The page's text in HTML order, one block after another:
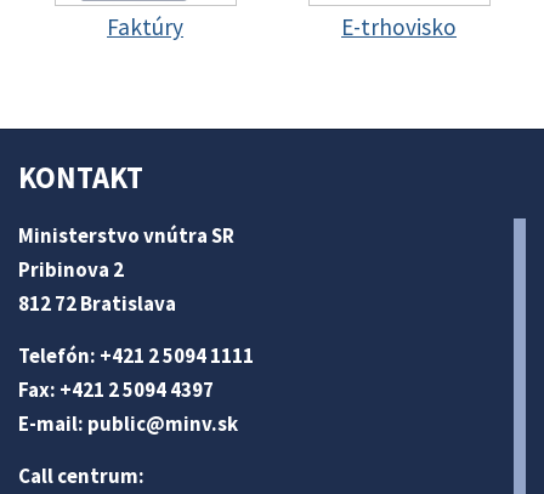
Faktúry E-trhovisko
KONTAKT
Ministerstvo vnútra SR
Pribinova 2
812 72 Bratislava
Telefón: +421 2 5094 1111
Fax: +421 2 5094 4397
E-mail: public@minv.sk
Call centrum: